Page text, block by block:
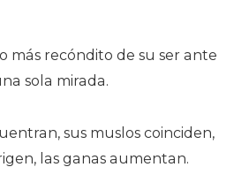
más recóndito de su ser ante
sola mirada.
sus muslos coinciden,
las ganas aumentan.